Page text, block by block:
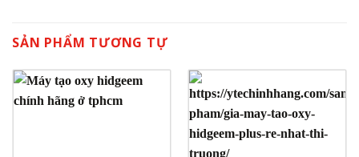
SẢN PHẨM TƯƠNG TỰ